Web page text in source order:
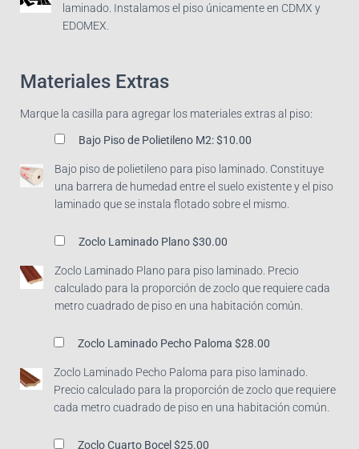
laminado. Instalamos el piso únicamente en CDMX y
EDOMEX.
Materiales Extras
Marque la casilla para agregar los materiales extras al piso:
Bajo Piso de Polietileno M2:$10.00
Bajo piso de polietileno para piso laminado. Constituye
una barrera de humedad entre el suelo existente y el piso
laminado que se instala flotado sobre el mismo.
Zoclo Laminado Plano$30.00
Zoclo Laminado Plano para piso laminado. Precio
calculado para la proporción de zoclo que requiere cada
metro cuadrado de piso en una habitación común.
Zoclo Laminado Pecho Paloma $28.00
Zoclo Laminado Pecho Paloma para piso laminado.
Precio calculado para la proporción de zoclo que requiere
cada metro cuadrado de piso en una habitación común.
Zoclo Cuarto Bocel $25.00